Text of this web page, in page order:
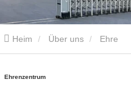
Heim Über uns Ehre
Ehrenzentrum